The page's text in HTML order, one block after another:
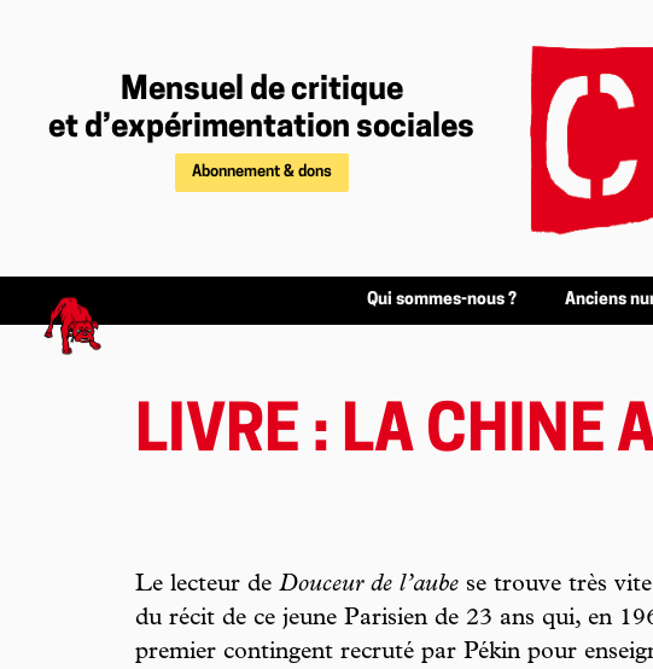
Mensuel de critique
et d’expérimentation sociales
Abonnement & dons
Qui sommes-nous ? Anciens
LIVRE : LA CHINE
Le lecteur de Douceur de l’aube se trouve très
du récit de ce jeune Parisien de 23 ans qui, en
premier contingent recruté par Pékin pour